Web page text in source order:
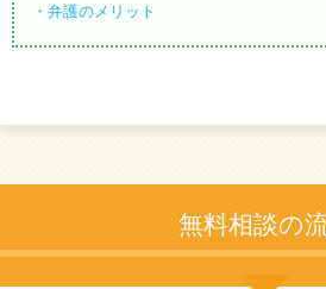
弁護のメリット
無料相談の